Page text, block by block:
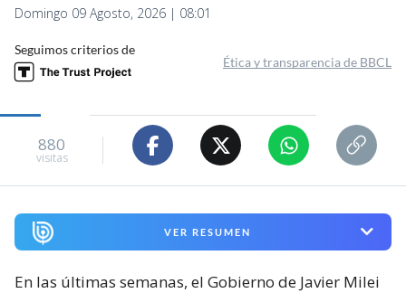
Domingo 09 Agosto, 2026 | 08:01
Seguimos criterios de
Ética y transparencia de BBCL
880
visitas
VER RESUMEN
En las últimas semanas, el Gobierno de Javier Milei